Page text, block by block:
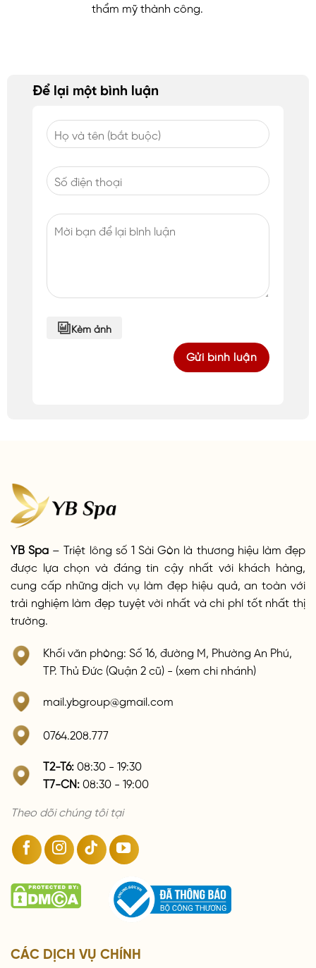
thẩm mỹ thành công.
Để lại một bình luận
Kèm ảnh
YB Spa – Triệt lông số 1 Sài Gòn là thương hiệu làm đẹp
được lựa chọn và đáng tin cậy nhất với khách hàng,
cung cấp những dịch vụ làm đẹp hiệu quả, an toàn với
trải nghiệm làm đẹp tuyệt vời nhất và chi phí tốt nhất thị
trường.
Khối văn phòng: Số 16, đường M, Phường An Phú,
TP. Thủ Đức (Quận 2 cũ) - (xem chi nhánh)
mail.ybgroup@gmail.com
0764.208.777
T2-T6: 08:30 - 19:30
T7-CN: 08:30 - 19:00
Theo dõi chúng tôi tại
CÁC DỊCH VỤ CHÍNH